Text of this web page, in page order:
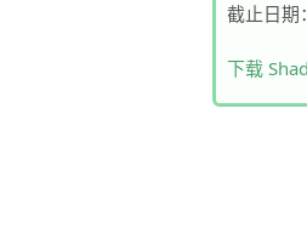
截止日期：
下载